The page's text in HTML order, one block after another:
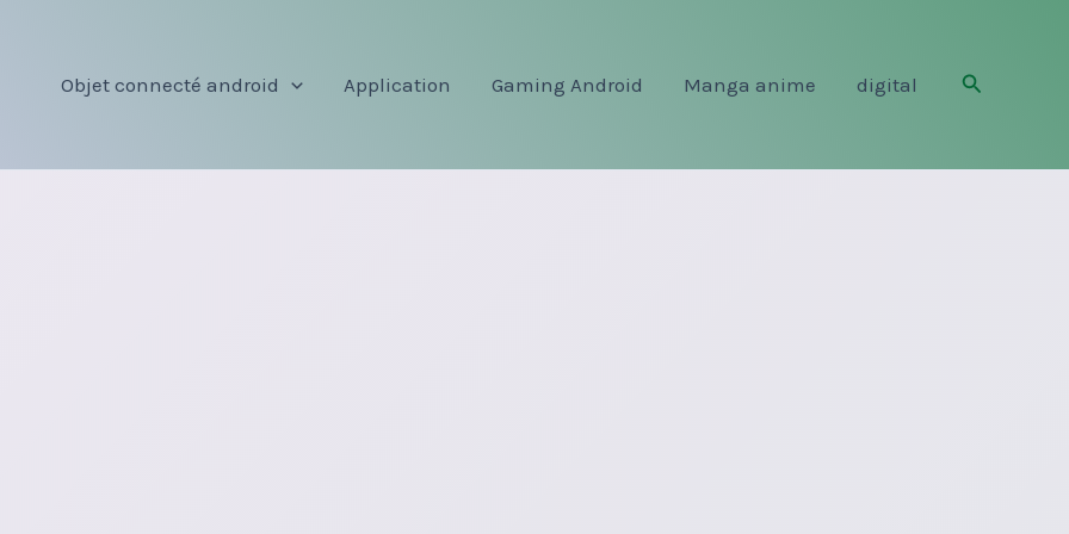
Objet connecté android Application Gaming Android Manga anime digital Rechercher